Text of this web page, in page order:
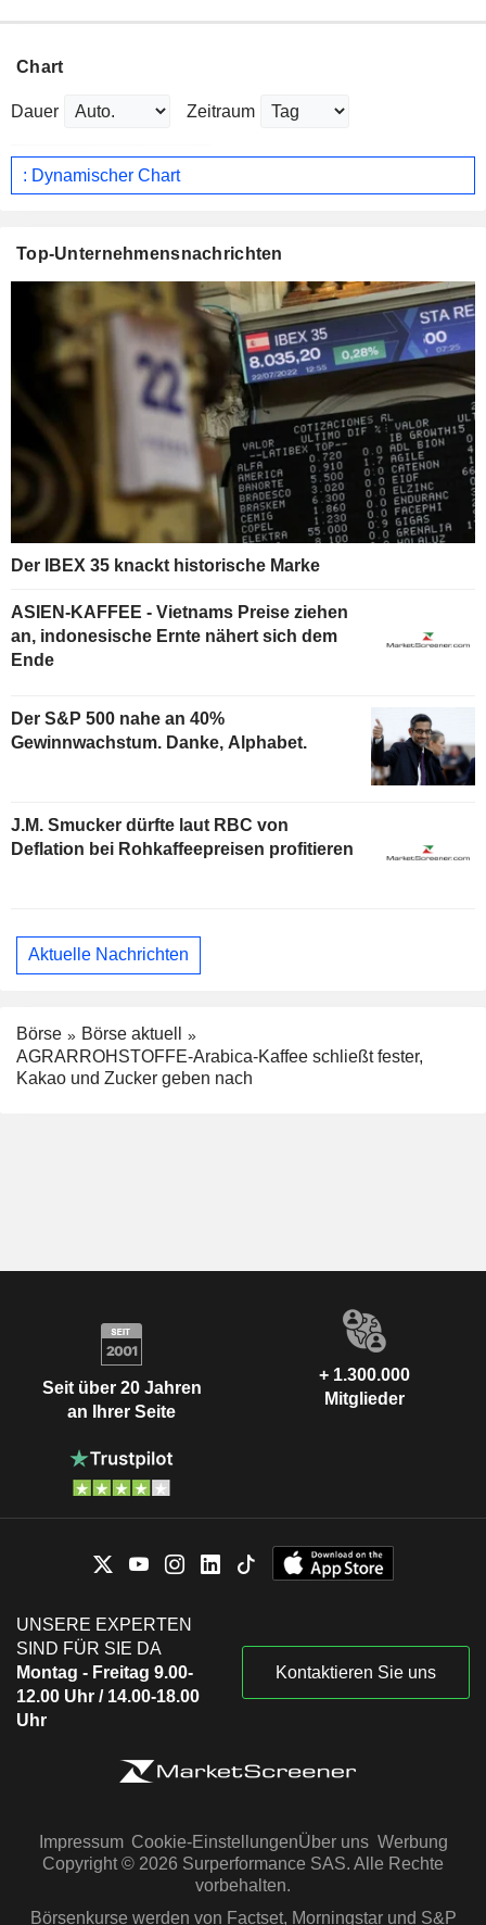
Chart
Dauer Zeitraum
: Dynamischer Chart
Top-Unternehmensnachrichten
Der IBEX 35 knackt historische Marke
ASIEN-KAFFEE - Vietnams Preise ziehen
an, indonesische Ernte nähert sich dem
Ende
Der S&P 500 nahe an 40%
Gewinnwachstum. Danke, Alphabet.
J.M. Smucker dürfte laut RBC von
Deflation bei Rohkaffeepreisen profitieren
Aktuelle Nachrichten
Börse
Börse aktuell
AGRARROHSTOFFE-Arabica-Kaffee schließt fester,
Kakao und Zucker geben nach
Seit über 20 Jahren
an Ihrer Seite
+ 1.300.000
Mitglieder
UNSERE EXPERTEN
SIND FÜR SIE DA
Montag - Freitag 9.00-
12.00 Uhr / 14.00-18.00
Uhr
Kontaktieren Sie uns
Impressum Cookie-EinstellungenÜber uns Werbung
Copyright © 2026 Surperformance SAS. Alle Rechte
vorbehalten.
Börsenkurse werden von Factset, Morningstar und S&P